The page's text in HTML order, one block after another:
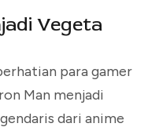
Vegeta
para gamer
Man menjadi
dari anime